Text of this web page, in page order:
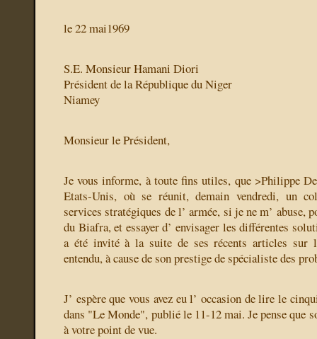
le 22 mai1969
S.E. Monsieur Hamani Diori
Président de la République du Niger
Niamey
Monsieur le Président,
Je vous informe, à toute fins utiles, que >Philippe
Etats-Unis, où se réunit, demain vendredi, un
services stratégiques de l’ armée, si je ne m’ abuse,
du Biafra, et essayer d’ envisager les différentes
a été invité à la suite de ses récents articles sur
entendu, à cause de son prestige de spécialiste des
J’ espère que vous avez eu l’ occasion de lire le
dans "Le Monde", publié le 11-12 mai. Je pense que
à votre point de vue.